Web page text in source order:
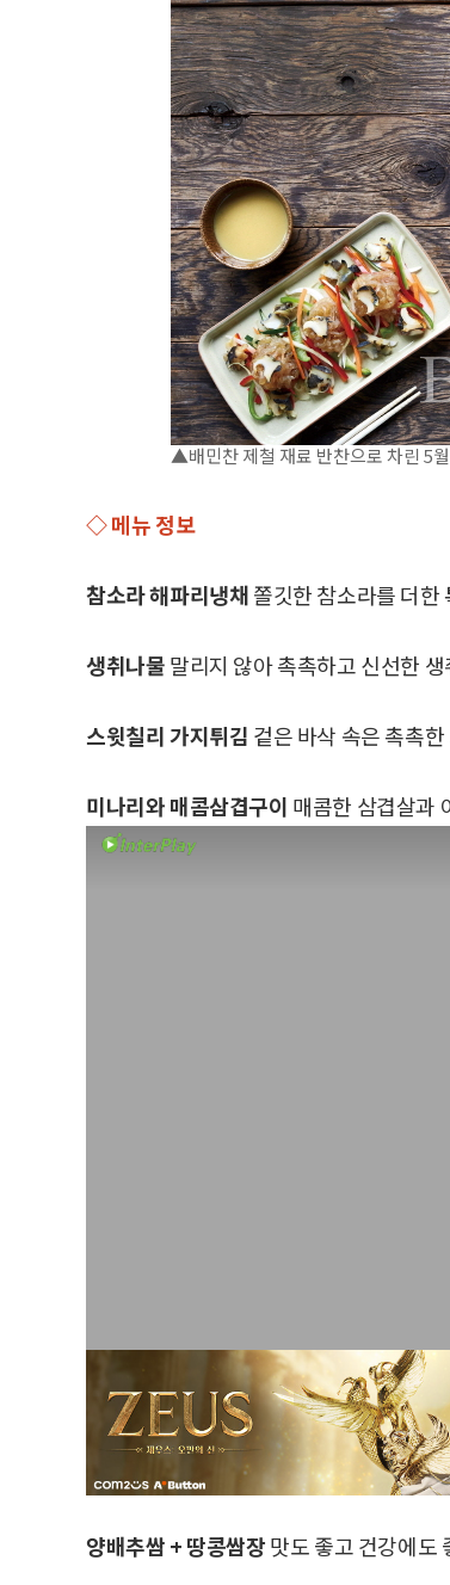
▲배민찬 제철 재료 반찬으로 차린
◇ 메뉴 정보
참소라 해파리냉채쫄깃한 참소라를 더한
생취나물말리지 않아 촉촉하고 신선한
스윗칠리 가지튀김 겉은 바삭 속은 촉촉
미나리와 매콤삼겹구이 매콤한 삼겹살과
양배추쌈 + 땅콩쌈장맛도 좋고 건강에도